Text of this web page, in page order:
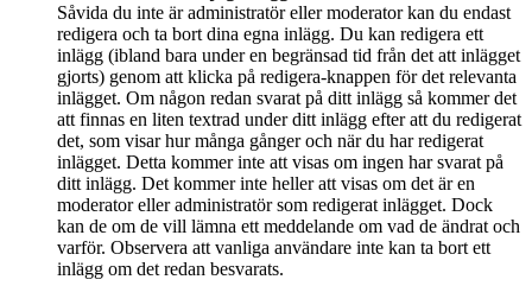
Såvida du inte är administratör eller moderator kan du endast
redigera och ta bort dina egna inlägg. Du kan redigera ett
inlägg (ibland bara under en begränsad tid från det att inlägget
gjorts) genom att klicka på redigera-knappen för det relevanta
inlägget. Om någon redan svarat på ditt inlägg så kommer det
att finnas en liten textrad under ditt inlägg efter att du redigerat
det, som visar hur många gånger och när du har redigerat
inlägget. Detta kommer inte att visas om ingen har svarat på
ditt inlägg. Det kommer inte heller att visas om det är en
moderator eller administratör som redigerat inlägget. Dock
kan de om de vill lämna ett meddelande om vad de ändrat och
varför. Observera att vanliga användare inte kan ta bort ett
inlägg om det redan besvarats.